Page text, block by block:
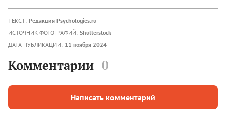
ТЕКСТ: Редакция Psychologies.ru
ИСТОЧНИК ФОТОГРАФИЙ: Shutterstock
ДАТА ПУБЛИКАЦИИ: 11 ноября 2024
Комментарии 0
Написать комментарий